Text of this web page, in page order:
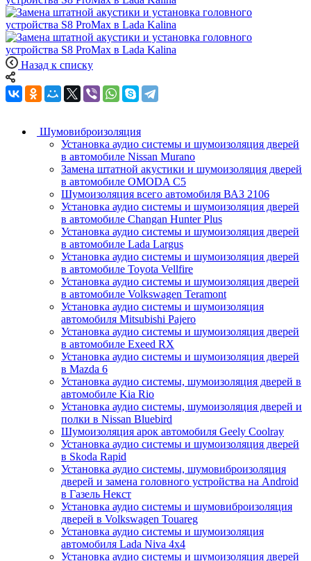
Назад к списку
Шумовиброизоляция
Установка аудио системы и шумоизоляция дверей
в автомобиле Nissan Murano
Замена штатной акустики и шумоизоляция дверей
в автомобиле OMODA C5
Шумоизоляция всего автомобиля ВАЗ 2106
Установка аудио системы и шумоизоляция дверей
в автомобиле Changan Hunter Plus
Установка аудио системы и шумоизоляция дверей
в автомобиле Lada Largus
Установка аудио системы и шумоизоляция дверей
в автомобиле Toyota Vellfire
Установка аудио системы и шумоизоляция дверей
в автомобиле Volkswagen Teramont
Установка аудио системы и шумоизоляция
автомобиля Mitsubishi Pajero
Установка аудио системы и шумоизоляция дверей
в автомобиле Exeed RX
Установка аудио системы и шумоизоляция дверей
в Mazda 6
Установка аудио системы, шумоизоляция дверей в
автомобиле Kia Rio
Установка аудио системы, шумоизоляция дверей и
полки в Nissan Bluebird
Шумоизоляция арок автомобиля Geely Coolray
Установка аудио системы и шумоизоляция дверей
в Skoda Rapid
Установка аудио системы, шумовиброизоляция
дверей и замена головного устройства на Android
в Газель Некст
Установка аудио системы и шумовиброизоляция
дверей в Volkswagen Touareg
Установка аудио системы и шумоизоляция
автомобиля Lada Niva 4x4
Установка аудио системы и шумоизоляция дверей